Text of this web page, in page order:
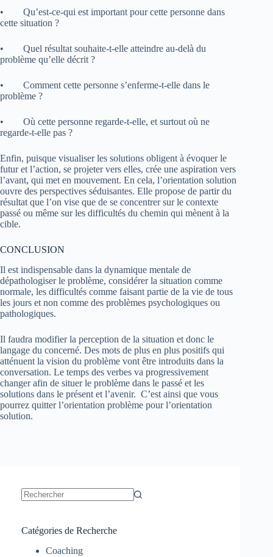
• Qu’est-ce-qui est important pour cette personne dans
cette situation ?
• Quel résultat souhaite-t-elle atteindre au-delà du
problème qu’elle décrit ?
• Comment cette personne s’enferme-t-elle dans le
problème ?
• Où cette personne regarde-t-elle, et surtout où ne
regarde-t-elle pas ?
Enfin, puisque visualiser les solutions obligent à évoquer le
futur et l’action, se projeter vers elles, crée une aspiration vers
l’avant, qui met en mouvement. En cela, l’orientation solution
ouvre des perspectives séduisantes. Elle propose de partir du
résultat que l’on vise que de se concentrer sur le contexte
passé ou même sur les difficultés du chemin qui mènent à la
cible.
CONCLUSION
Il est indispensable dans la dynamique mentale de
dépathologiser le problème, considérer la situation comme
normale, les difficultés comme faisant partie de la vie de tous
les jours et non comme des problèmes psychologiques ou
pathologiques.
Il faudra modifier la perception de la situation et donc le
langage du concerné. Des mots de plus en plus positifs qui
atténuent la vision du problème vont être introduits dans la
conversation. Le temps des verbes va progressivement
changer afin de situer le problème dans le passé et les
solutions dans le présent et l’avenir. C’est ainsi que vous
pourrez quitter l’orientation problème pour l’orientation
solution.
Catégories de Recherche
Coaching